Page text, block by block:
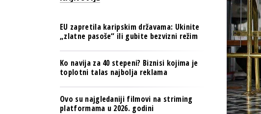
BANKE
OSIGURANJE
TECH I AI
BIZNIS & SPORT
PULS REGIONA
KNOW-
OSIGURANJE
TECH I AI
PULS REGIONA
KNOW-
EU zapretila karipskim državama: Ukinite
„zlatne pasoše“ ili gubite bezvizni režim
Ko navija za 40 stepeni? Biznisi kojima je
toplotni talas najbolja reklama
Ovo su najgledaniji filmovi na striming
platformama u 2026. godini